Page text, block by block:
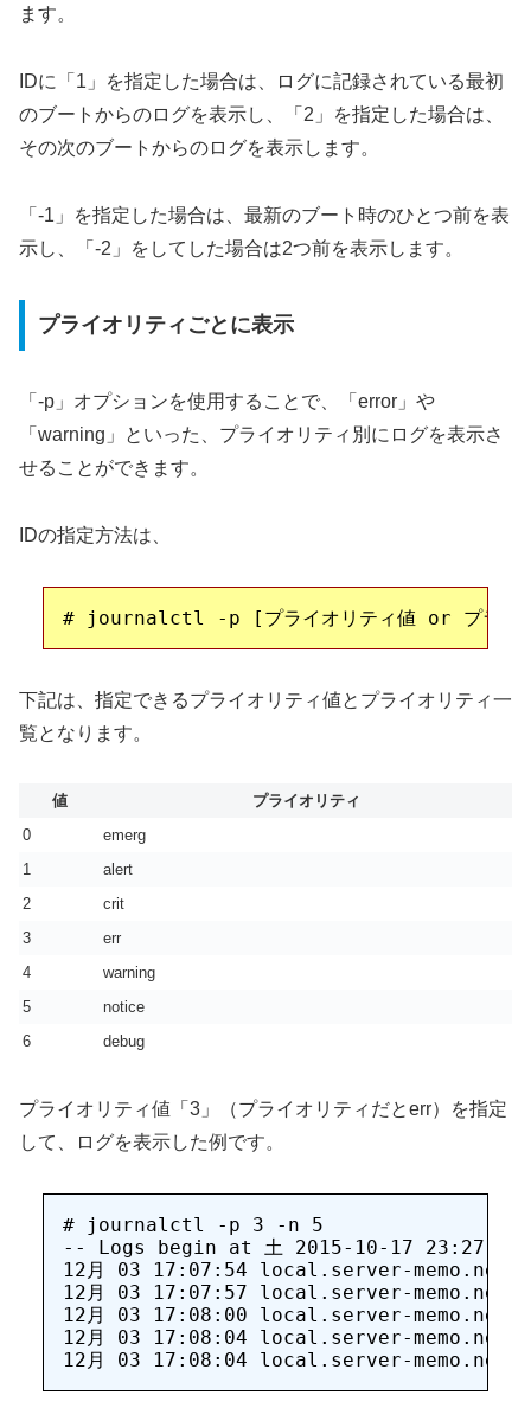
ます。
IDに「1」を指定した場合は、ログに記録されている最初
のブートからのログを表示し、「2」を指定した場合は、
その次のブートからのログを表示します。
「-1」を指定した場合は、最新のブート時のひとつ前を表
示し、「-2」をしてした場合は2つ前を表示します。
プライオリティごとに表示
「-p」オプションを使用することで、「error」や
「warning」といった、プライオリティ別にログを表示さ
せることができます。
IDの指定方法は、
下記は、指定できるプライオリティ値とプライオリティ一
覧となります。
値
プライオリティ
0
emerg
1
alert
2
crit
3
err
4
warning
5
notice
6
debug
プライオリティ値「3」（プライオリティだとerr）を指定
して、ログを表示した例です。
# journalctl -p 3 -n 5
-- Logs begin at 土 2015-10-17
12月 03 17:07:54 local.server-
12月 03 17:07:57 local.server-
12月 03 17:08:00 local.server-
12月 03 17:08:04 local.server-